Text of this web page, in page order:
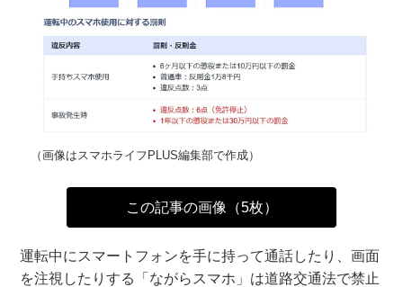
（画像はスマホライフPLUS編集部で作成）
この記事の画像（5枚）
運転中にスマートフォンを手に持って通話したり、画面
を注視したりする「ながらスマホ」は道路交通法で禁止